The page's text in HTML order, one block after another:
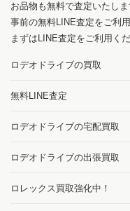
お品物も無料で査定いたし
事前の無料LINE査定をご利
まずはLINE査定をご利用くだ
ロデオドライブの買取
無料LINE査定
ロデオドライブの宅配買取
ロデオドライブの出張買取
ロレックス買取強化中！